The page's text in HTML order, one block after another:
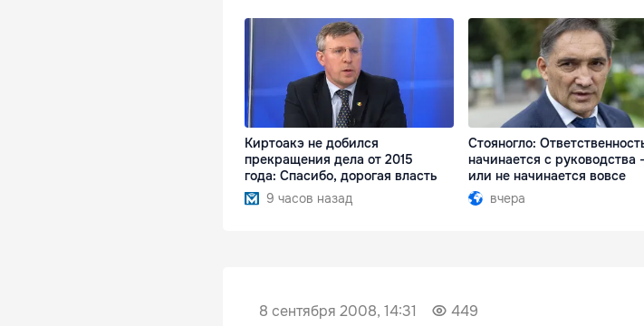
Киртоакэ не добился
прекращения дела от 2015
года: Спасибо, дорогая власть
9 часов назад
Стояногло:
начинается с руководства -
или не начинается вовсе
вчера
8 сентября 2008, 14:31 449